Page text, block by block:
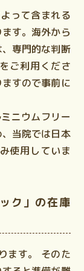
って含まれる
す。海外から
専門的な判断
ご利用くださ
すので事前に
ニウムフリー
当院では日本
使用していま
ク」の在庫
す。
そのた